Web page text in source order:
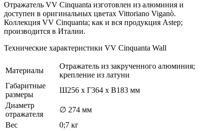
Отражатель VV Cinquanta изготовлен из алюминия и
доступен в оригинальных цветах Vittoriano Viganò.
Коллекция VV Cinquanta; как и вся продукция Astep;
производится в Италии.
Технические характеристики VV Cinquanta Wall
Материалы
Отражатель из закрученного алюминия;
крепление из латуни
Габаритные
размеры
Ш256 x Г364 x В183 мм
Диаметр
отражателя
∅ 274 мм
Вес
0;7 кг